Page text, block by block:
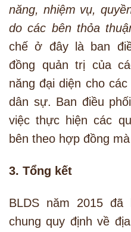
năng, nhiệm vụ,
do các bên thỏa
chế ở đây là ban
đồng quản trị của
năng đại diện cho
dân sự. Ban điều
việc thực hiện các
bên theo hợp đồng
3. Tổng kết
BLDS năm 2015
chung quy định về